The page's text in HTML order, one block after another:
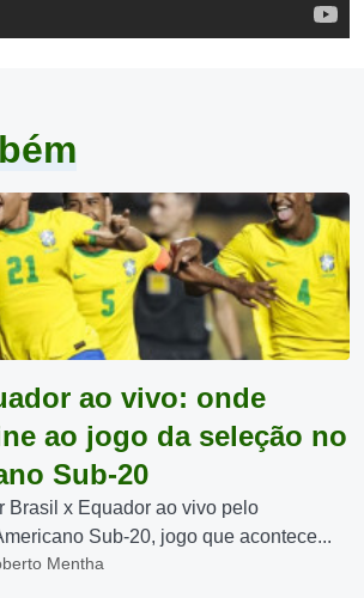
ao vivo: onde
ao jogo da seleção no
Sub-20
Brasil x Equador ao vivo pelo
Sub-20, jogo que acontece...
Mentha